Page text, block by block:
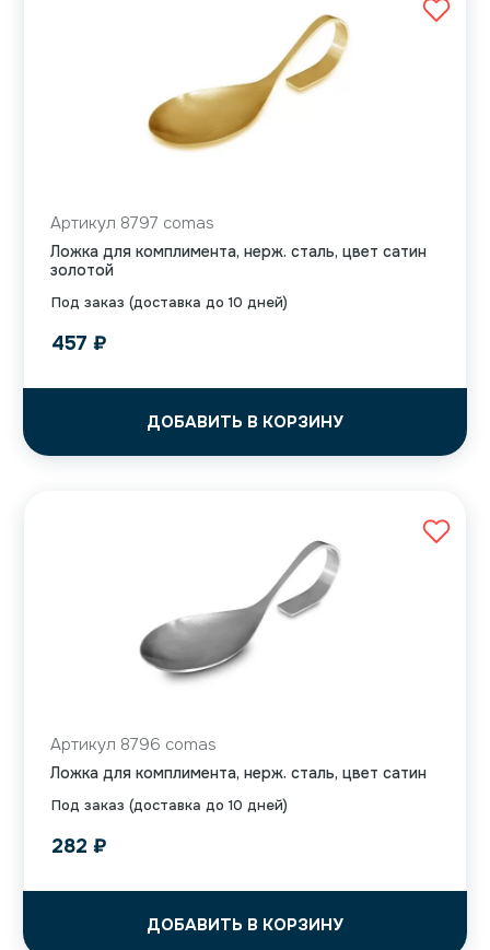
Под заказ (доставка до 10 дней)
Артикул 8797 comas
Ложка для комплимента, нерж. сталь, цвет сатин
золотой
457 ₽
ДОБАВИТЬ В КОРЗИНУ
Под заказ (доставка до 10 дней)
Артикул 8796 comas
Ложка для комплимента, нерж. сталь, цвет сатин
282 ₽
ДОБАВИТЬ В КОРЗИНУ